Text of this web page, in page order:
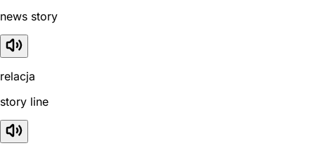
news story
relacja
story line